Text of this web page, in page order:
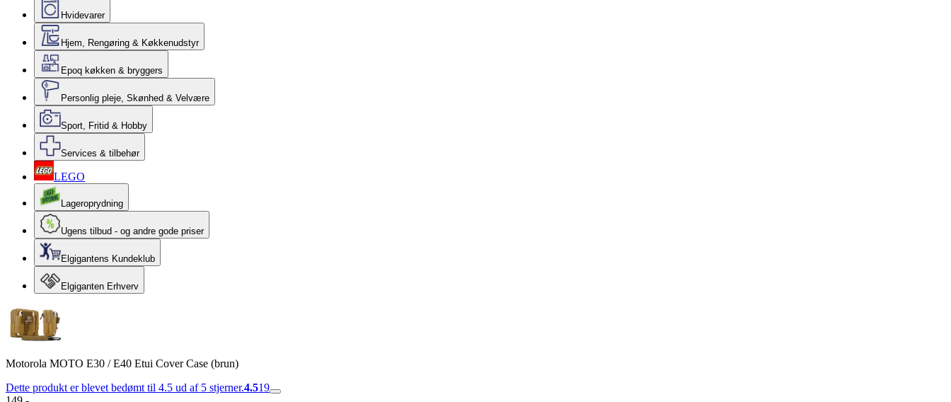
Hvidevarer
Hjem, Rengøring & Køkkenudstyr
Epoq køkken & bryggers
Personlig pleje, Skønhed & Velvære
Sport, Fritid & Hobby
Services & tilbehør
LEGO
Lageroprydning
Ugens tilbud - og andre gode priser
Elgigantens Kundeklub
Elgiganten Erhverv
Motorola MOTO E30 / E40 Etui Cover Case (brun)
Dette produkt er blevet bedømt til 4.5 ud af 5 stjerner.4.519